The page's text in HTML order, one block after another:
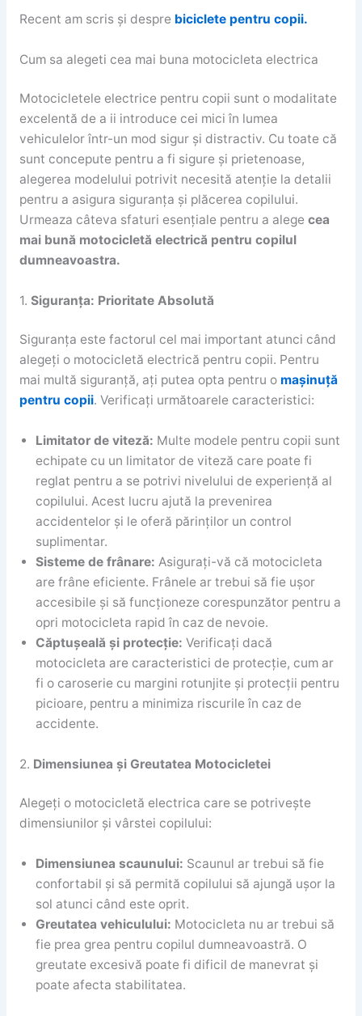
Recent am scris și despre biciclete pentru copii.
Cum sa alegeti cea mai buna motocicleta electrica
Motocicletele electrice pentru copii sunt o modalitate
excelentă de a ii introduce cei mici în lumea
vehiculelor într-un mod sigur și distractiv. Cu toate că
sunt concepute pentru a fi sigure și prietenoase,
alegerea modelului potrivit necesită atenție la detalii
pentru a asigura siguranța și plăcerea copilului.
Urmeaza câteva sfaturi esențiale pentru a alege cea
mai bună motocicletă electrică pentru copilul
dumneavoastra.
1. Siguranța: Prioritate Absolută
Siguranța este factorul cel mai important atunci când
alegeți o motocicletă electrică pentru copii. Pentru
mai multă siguranță, ați putea opta pentru o mașinuță
pentru copii. Verificați următoarele caracteristici:
Limitator de viteză: Multe modele pentru copii sunt
echipate cu un limitator de viteză care poate fi
reglat pentru a se potrivi nivelului de experiență al
copilului. Acest lucru ajută la prevenirea
accidentelor și le oferă părinților un control
suplimentar.
Sisteme de frânare: Asigurați-vă că motocicleta
are frâne eficiente. Frânele ar trebui să fie ușor
accesibile și să funcționeze corespunzător pentru a
opri motocicleta rapid în caz de nevoie.
Căptușeală și protecție: Verificați dacă
motocicleta are caracteristici de protecție, cum ar
fi o caroserie cu margini rotunjite și protecții pentru
picioare, pentru a minimiza riscurile în caz de
accidente.
2. Dimensiunea și Greutatea Motocicletei
Alegeți o motocicletă electrica care se potrivește
dimensiunilor și vârstei copilului:
Dimensiunea scaunului: Scaunul ar trebui să fie
confortabil și să permită copilului să ajungă ușor la
sol atunci când este oprit.
Greutatea vehiculului: Motocicleta nu ar trebui să
fie prea grea pentru copilul dumneavoastră. O
greutate excesivă poate fi dificil de manevrat și
poate afecta stabilitatea.